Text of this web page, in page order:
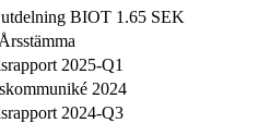
BIOT 1.65 SEK
Årsstämma
2025-Q1
2024
2024-Q3